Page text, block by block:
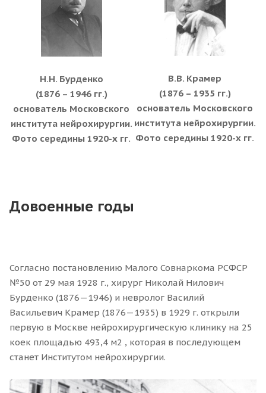
Н.Н. Бурденко
(1876 – 1946 гг.)
основатель Московского
института нейрохирургии.
Фото середины 1920-х гг.
В.В. Крамер
(1876 – 1935 гг.)
основатель Московского
института нейрохирургии.
Фото середины 1920-х гг.
Довоенные годы
Согласно постановлению Малого Совнаркома РСФСР
№50 от 29 мая 1928 г., хирург Николай Нилович
Бурденко (1876—1946) и невролог Василий
Васильевич Крамер (1876—1935) в 1929 г. открыли
первую в Москве нейрохирургическую клинику на 25
коек площадью 493,4 м2 , которая в последующем
станет Институтом нейрохирургии.